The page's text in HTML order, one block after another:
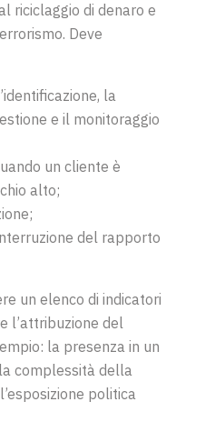
riciclaggio di denaro e
Deve
la
e il monitoraggio
un cliente è
alto;
del rapporto
un elenco di indicatori
l’attribuzione del
la presenza in un
complessità della
politica